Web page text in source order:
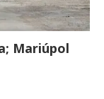
Mariúpol